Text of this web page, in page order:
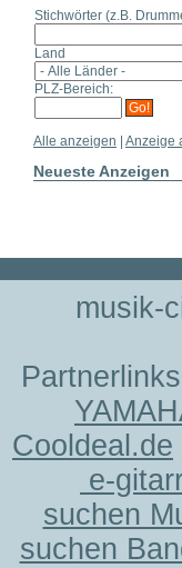
Stichwörter (z.B.
Land
PLZ-Bereich:
Alle anzeigen Anzeige
Neueste Anzeigen
musik-
Cooldeal.de
e-
suchen
suchen